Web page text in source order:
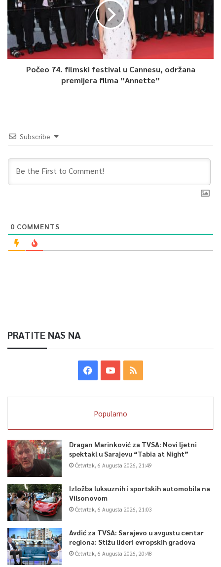
Počeo 74. filmski festival u Cannesu, održana
premijera filma ”Annette”
Subscribe
0 COMMENTS
PRATITE NAS NA
Popularno
Dragan Marinković za TVSA: Novi ljetni
spektakl u Sarajevu “Tabia at Night”
Četvrtak, 6 Augusta 2026, 21:49
Izložba luksuznih i sportskih automobila na
Vilsonovom
Četvrtak, 6 Augusta 2026, 21:03
Avdić za TVSA: Sarajevo u avgustu centar
regiona: Stižu lideri evropskih gradova
Četvrtak, 6 Augusta 2026, 20:48